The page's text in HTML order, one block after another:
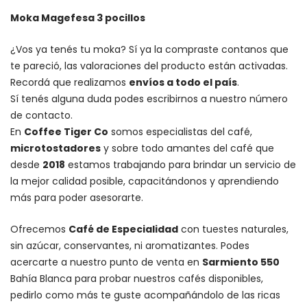
Moka Magefesa 3 pocillos
¿Vos ya tenés tu moka? Sí ya la compraste contanos que
te pareció, las valoraciones del producto están activadas.
Recordá que realizamos envíos a todo el país.
Sí tenés alguna duda podes escribirnos a nuestro número
de contacto.
En Coffee Tiger Co somos especialistas del café,
microtostadores y sobre todo amantes del café que
desde 2018 estamos trabajando para brindar un servicio de
la mejor calidad posible, capacitándonos y aprendiendo
más para poder asesorarte.
Ofrecemos Café de Especialidad con tuestes naturales,
sin azúcar, conservantes, ni aromatizantes. Podes
acercarte a nuestro punto de venta en Sarmiento 550
Bahía Blanca para probar nuestros cafés disponibles,
pedirlo como más te guste acompañándolo de las ricas